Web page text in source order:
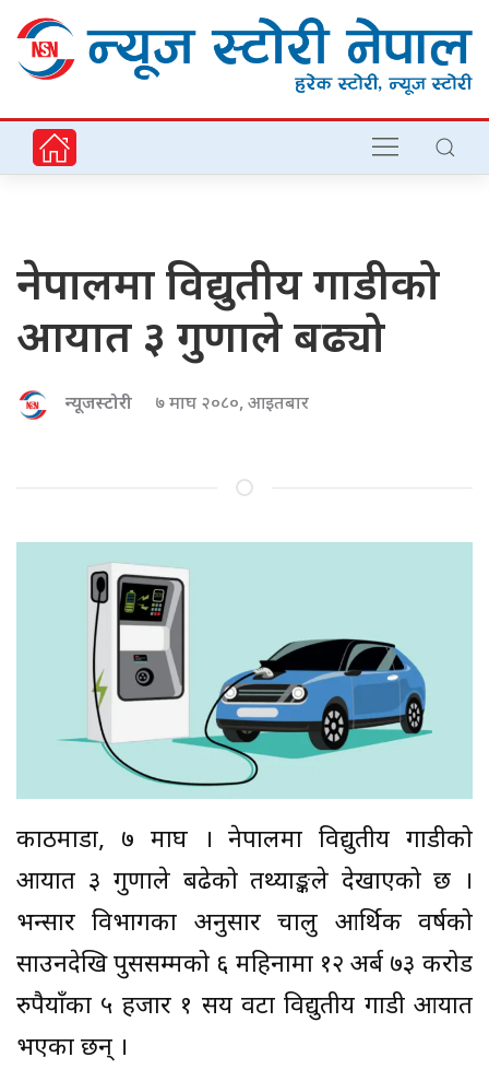
नेपालमा विद्युतीय गाडीको
आयात ३ गुणाले बढ्यो
न्यूजस्टोरी ७ माघ २०८०, आइतबार
काठमाडौं, ७ माघ । नेपालमा विद्युतीय गाडीको
आयात ३ गुणाले बढेको तथ्याङ्कले देखाएको छ ।
भन्सार विभागका अनुसार चालु आर्थिक वर्षको
साउनदेखि पुससम्मको ६ महिनामा १२ अर्ब ७३ करोड
रुपैयाँका ५ हजार १ सय वटा विद्युतीय गाडी आयात
भएका छन् ।